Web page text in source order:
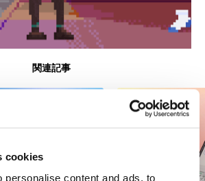
cookies
personalise content and ads, to
関連記事